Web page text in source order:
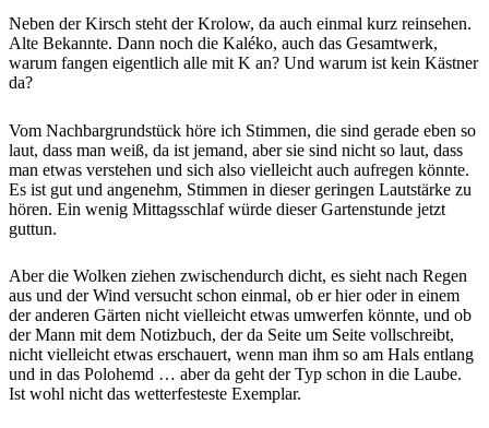
Neben der Kirsch steht der Krolow, da auch einmal kurz reinsehen.
Alte Bekannte. Dann noch die Kaléko, auch das Gesamtwerk,
warum fangen eigentlich alle mit K an? Und warum ist kein Kästner
da?
Vom Nachbargrundstück höre ich Stimmen, die sind gerade eben so
laut, dass man weiß, da ist jemand, aber sie sind nicht so laut, dass
man etwas verstehen und sich also vielleicht auch aufregen könnte.
Es ist gut und angenehm, Stimmen in dieser geringen Lautstärke zu
hören. Ein wenig Mittagsschlaf würde dieser Gartenstunde jetzt
guttun.
Aber die Wolken ziehen zwischendurch dicht, es sieht nach Regen
aus und der Wind versucht schon einmal, ob er hier oder in einem
der anderen Gärten nicht vielleicht etwas umwerfen könnte, und ob
der Mann mit dem Notizbuch, der da Seite um Seite vollschreibt,
nicht vielleicht etwas erschauert, wenn man ihm so am Hals entlang
und in das Polohemd … aber da geht der Typ schon in die Laube.
Ist wohl nicht das wetterfesteste Exemplar.